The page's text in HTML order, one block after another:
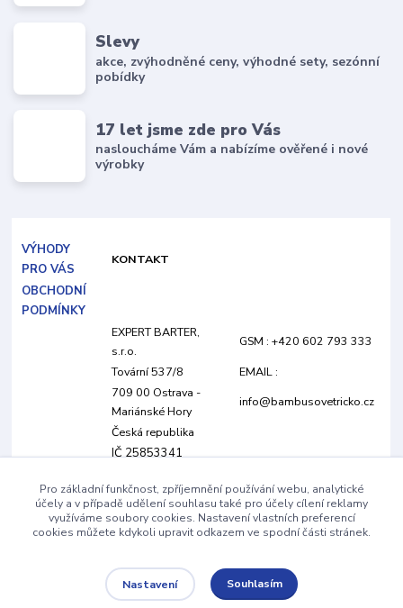
Slevy
akce, zvýhodněné ceny, výhodné sety, sezónní
pobídky
17 let jsme zde pro Vás
nasloucháme Vám a nabízíme ověřené i nové
výrobky
VÝHODY
PRO VÁS
KONTAKT
OBCHODNÍ
PODMÍNKY
EXPERT BARTER,
s.r.o.
GSM : +420 602 793 333
Tovární 537/8
EMAIL :
709 00 Ostrava -
Mariánské Hory
info@bambusovetricko.cz
Česká republika
IČ 25853341
společnost je vedená
pod spisovou
značkou C 22205 u
Ostravě
Pro základní funkčnost, zpříjemnění používání webu, analytické
účely a v případě udělení souhlasu také pro účely cílení reklamy
využíváme soubory cookies. Nastavení vlastních preferencí
cookies můžete kdykoli upravit odkazem ve spodní části stránek.
Nastavení Souhlasím